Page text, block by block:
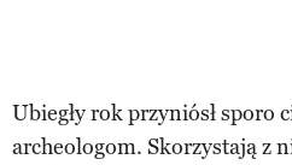
Ubiegły rok przyniósł sporo
archeologom. Skorzystają z